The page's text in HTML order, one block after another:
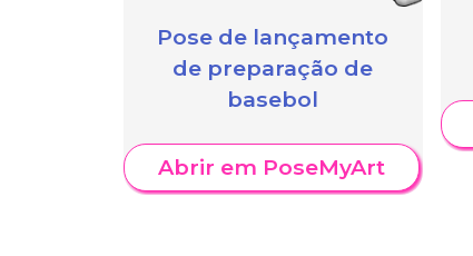
Pose de lançamento
de preparação de
basebol
Abrir em PoseMyArt